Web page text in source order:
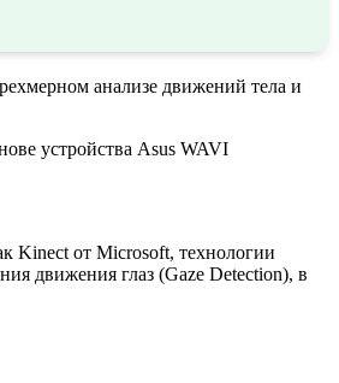
анализе движений тела и
устройства Asus WAVI
Kinect от Microsoft, технологии
движения глаз (Gaze Detection), в